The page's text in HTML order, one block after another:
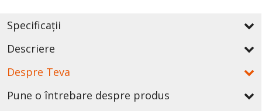
Specificații
Descriere
Despre Teva
Pune o întrebare despre produs